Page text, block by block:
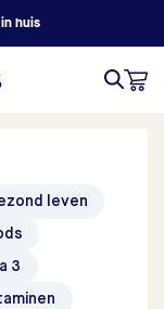
huis
leven
3